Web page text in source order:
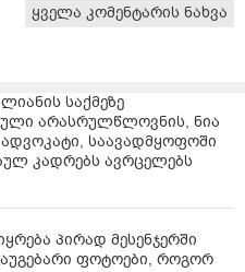
ყველა კომენტარის ნახვა
საქმეზე
არასრულწლოვნის, ნია
ადვოკატი, საავადმყოფოში
კადრებს ავრცელებს
პირად მესენჯერში
ფოტოები, როგორ